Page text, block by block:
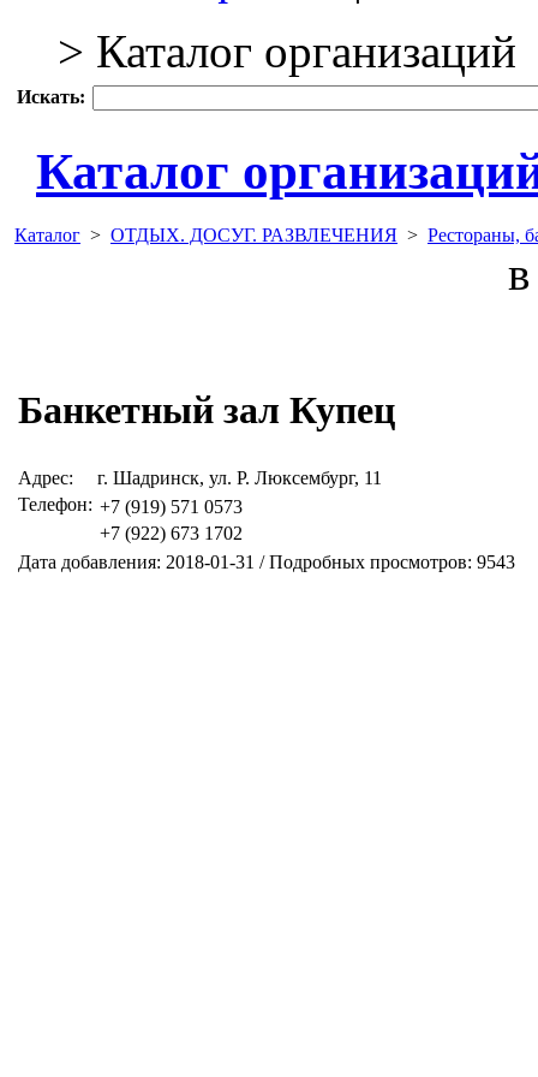
> Каталог организаций
Искать:
Каталог
Каталог > ОТДЫХ. ДОСУГ. РАЗВЛЕЧЕНИЯ > Рестораны,
Банкетный зал Купец
Адрес:
г. Шадринск, ул. Р. Люксембург, 11
Телефон: +7 (919) 571 0573
+7 (922) 673 1702
Дата добавления: 2018-01-31 / Подробных просмотров: 9543